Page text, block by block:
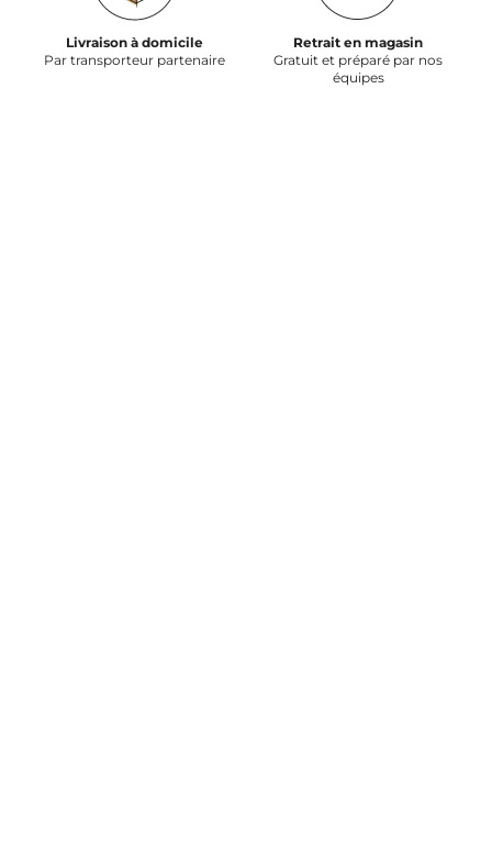
Livraison à domicile
Par transporteur partenaire
Retrait en magasin
Gratuit et préparé par nos
équipes